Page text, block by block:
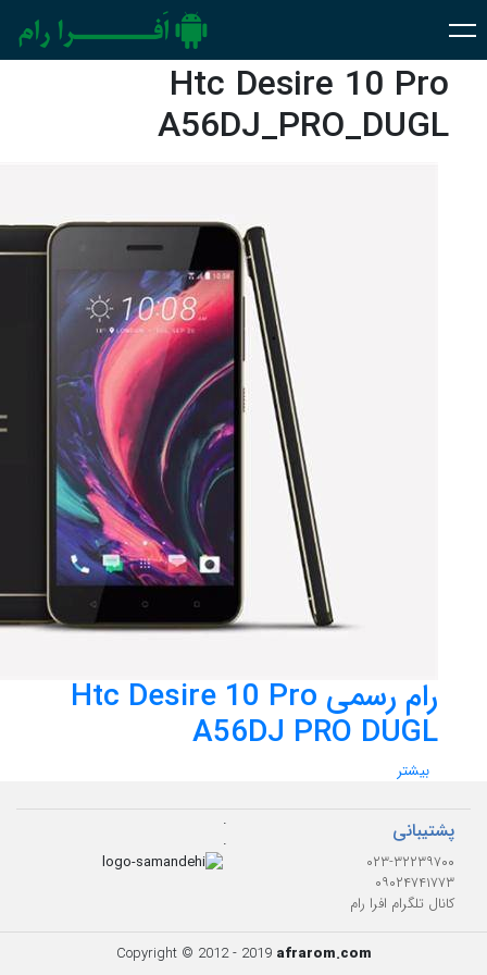
Htc Desire 10 Pro
A56DJ_PRO_DUGL
رام رسمی Htc Desire 10 Pro
A56DJ PRO DUGL
بیشتر
پشتیبانی
۰۲۳-۳۲۲۳۹۷۰۰
۰۹۰۲۴۷۴۱۷۷۳
کانال تلگرام افرا رام
.
.
Copyright © 2012 - 2019 afrarom.com